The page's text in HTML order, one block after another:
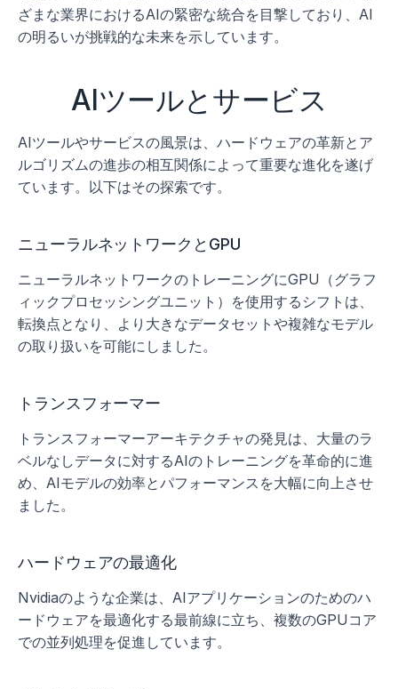
ざまな業界におけるAIの緊密な統合を目撃しており、AI
の明るいが挑戦的な未来を示しています。
AIツールとサービス
AIツールやサービスの風景は、ハードウェアの革新とア
ルゴリズムの進歩の相互関係によって重要な進化を遂げ
ています。以下はその探索です。
ニューラルネットワークとGPU
ニューラルネットワークのトレーニングにGPU（グラフ
ィックプロセッシングユニット）を使用するシフトは、
転換点となり、より大きなデータセットや複雑なモデル
の取り扱いを可能にしました。
トランスフォーマー
トランスフォーマーアーキテクチャの発見は、大量のラ
ベルなしデータに対するAIのトレーニングを革命的に進
め、AIモデルの効率とパフォーマンスを大幅に向上させ
ました。
ハードウェアの最適化
Nvidiaのような企業は、AIアプリケーションのためのハ
ードウェアを最適化する最前線に立ち、複数のGPUコア
での並列処理を促進しています。